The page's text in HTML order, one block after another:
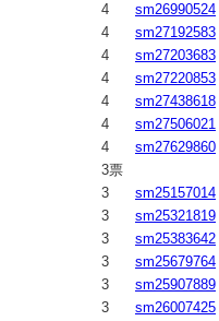
4
sm26990524
4
sm27192583
4
sm27203683
4
sm27220853
4
sm27438618
4
sm27506021
4
sm27629860
3票
3
sm25157014
3
sm25321819
3
sm25383642
3
sm25679764
3
sm25907889
3
sm26007425